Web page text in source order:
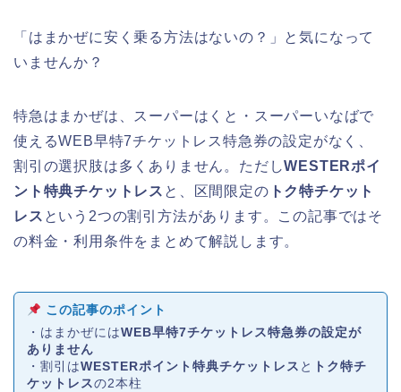
「はまかぜに安く乗る方法はないの？」と気になって
いませんか？
特急はまかぜは、スーパーはくと・スーパーいなばで
使えるWEB早特7チケットレス特急券の設定がなく、
割引の選択肢は多くありません。ただしWESTERポイ
ント特典チケットレス と、区間限定の トク特チケット
レス という2つの割引方法があります。この記事ではそ
の料金・利用条件をまとめて解説します。
この記事のポイント
・はまかぜにはWEB早特7チケットレス特急券の設定が
ありません
・割引はWESTERポイント特典チケットレス と トク特チ
ケットレスの2本柱